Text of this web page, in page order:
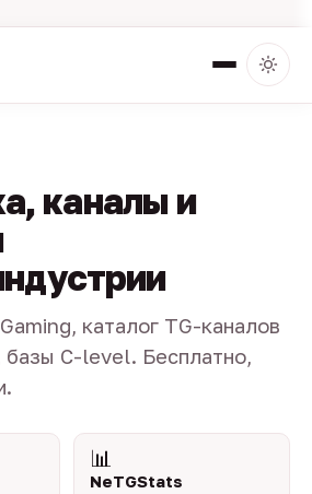
каналы и
каталог TG-каналов
базы C-level. Бесплатно,
📊
NeTGStats